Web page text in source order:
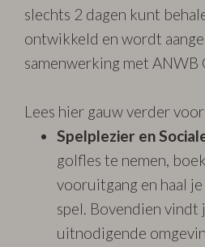
slechts 2 dagen kunt
ontwikkeld en wordt
samenwerking met ANWB
Lees hier gauw verder
Spelplezier en
golfles te nemen,
vooruitgang en haal
spel. Bovendien vindt
uitnodigende